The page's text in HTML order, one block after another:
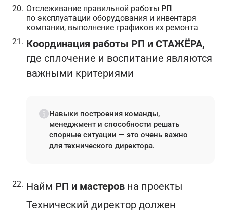
Отслеживание правильной работы РП
по эксплуатации оборудования и инвентаря
компании, выполнение графиков их ремонта
Координация работы РП и СТАЖЁРА,
где сплочение и воспитание являются
важными критериями
Навыки построения команды,
менеджмент и способности решать
спорные ситуации — это очень важно
для технического директора.
Найм РП и мастеров на проекты
Технический директор должен